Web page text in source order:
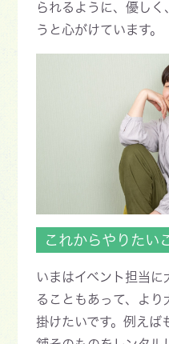
られるように、優し
うと心がけています。
これからやりたい
いまはイベント担当
ることもあって、より
掛けたいです。例えば